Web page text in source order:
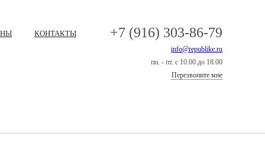
+7 (916) 303-86-79
info@republike.ru
пн. - пт. с 10.00 до 18.00
Перезвоните мне
КОНТАКТЫ